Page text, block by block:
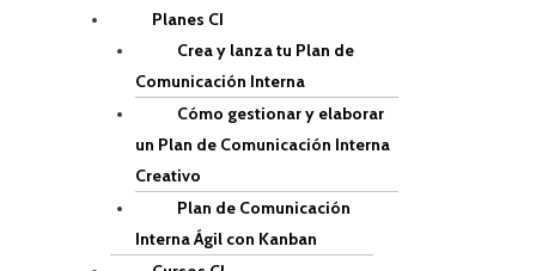
Planes CI
Crea y lanza tu Plan de
Comunicación Interna
Cómo gestionar y elaborar
un Plan de Comunicación Interna
Creativo
Plan de Comunicación
Interna Ágil con Kanban